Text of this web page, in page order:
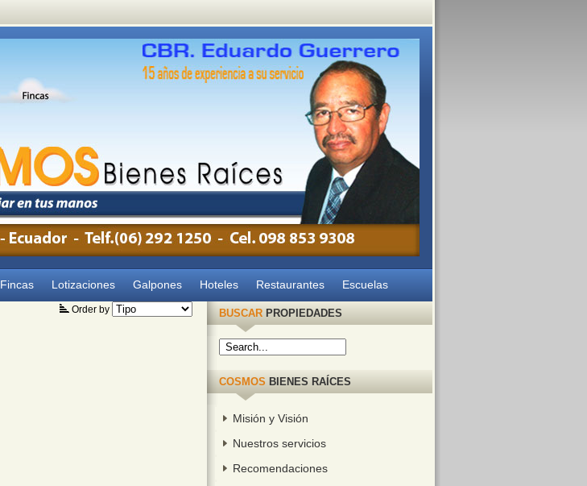
Fincas Lotizaciones Galpones Hoteles Restaurantes Escuelas
Order by
BUSCARPROPIEDADES
COSMOSBIENES RAÍCES
Misión y Visión
Nuestros servicios
Recomendaciones